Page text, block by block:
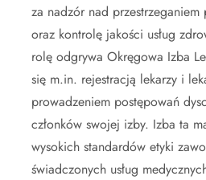
za nadzór nad
oraz kontrolę jakości usług
rolę odgrywa Okręgowa Izba
się m.in. rejestracją lekarzy i
prowadzeniem postępowań
członków swojej izby. Izba ta
wysokich standardów etyki
świadczonych usług